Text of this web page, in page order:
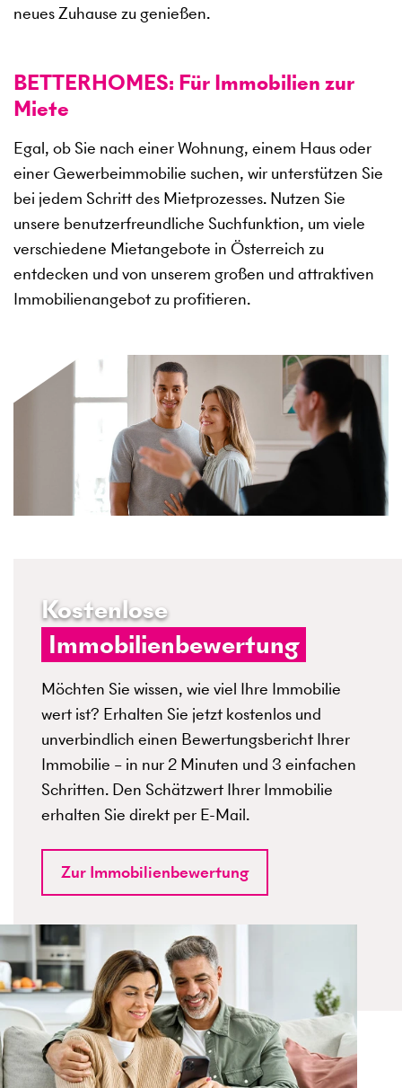
neues Zuhause zu genießen.
BETTERHOMES: Für Immobilien zur
Miete
Egal, ob Sie nach einer Wohnung, einem Haus oder
einer Gewerbeimmobilie suchen, wir unterstützen Sie
bei jedem Schritt des Mietprozesses. Nutzen Sie
unsere benutzerfreundliche Suchfunktion, um viele
verschiedene Mietangebote in Österreich zu
entdecken und von unserem großen und attraktiven
Immobilienangebot zu profitieren.
Kostenlose
Immobilienbewertung
Möchten Sie wissen, wie viel Ihre Immobilie
wert ist? Erhalten Sie jetzt kostenlos und
unverbindlich einen Bewertungsbericht Ihrer
Immobilie – in nur 2 Minuten und 3 einfachen
Schritten. Den Schätzwert Ihrer Immobilie
erhalten Sie direkt per E-Mail.
Zur Immobilienbewertung